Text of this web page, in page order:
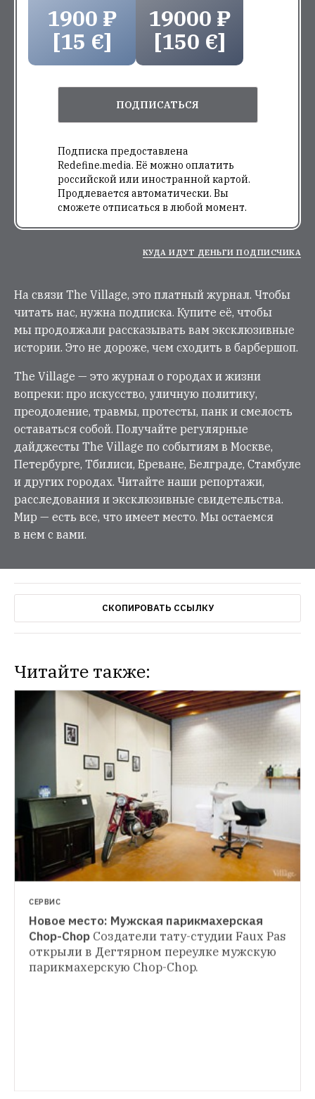
1900 ₽
[15 €]
19000 ₽
[150 €]
ПОДПИСАТЬСЯ
Подписка предоставлена
Redefine.media. Её можно оплатить
российской или иностранной картой.
Продлевается автоматически. Вы
сможете отписаться в любой момент.
КУДА ИДУТ ДЕНЬГИ ПОДПИСЧИКА
На связи The Village, это платный журнал. Чтобы
читать нас, нужна подписка. Купите её, чтобы
мы продолжали рассказывать вам эксклюзивные
истории. Это не дороже, чем сходить в барбершоп.
The Village — это журнал о городах и жизни
вопреки: про искусство, уличную политику,
преодоление, травмы, протесты, панк и смелость
оставаться собой. Получайте регулярные
дайджесты The Village по событиям в Москве,
Петербурге, Тбилиси, Ереване, Белграде, Стамбуле
и других городах. Читайте наши репортажи,
расследования и эксклюзивные свидетельства.
Мир — есть все, что имеет место. Мы остаемся
в нем с вами.
СКОПИРОВАТЬ ССЫЛКУ
Читайте также:
СЕРВИС
Новое место: Мужская парикмахерская
Chop-Chop Создатели тату-студии Faux Pas
открыли в Дегтярном переулке мужскую
парикмахерскую Chop-Chop.